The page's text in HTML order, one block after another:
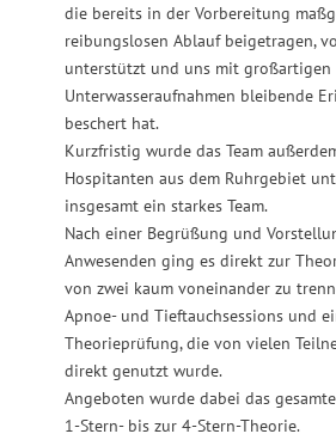
die bereits in der Vorbereitung
reibungslosen Ablauf beigetragen,
unterstützt und uns mit großartigen
Unterwasseraufnahmen bleibende
beschert hat.
Kurzfristig wurde das Team
Hospitanten aus dem Ruhrgebiet
insgesamt ein starkes Team.
Nach einer Begrüßung und
Anwesenden ging es direkt zur
von zwei kaum voneinander zu
Apnoe- und Tieftauchsessions und
Theorieprüfung, die von vielen
direkt genutzt wurde.
Angeboten wurde dabei das
1-Stern- bis zur 4-Stern-Theorie.